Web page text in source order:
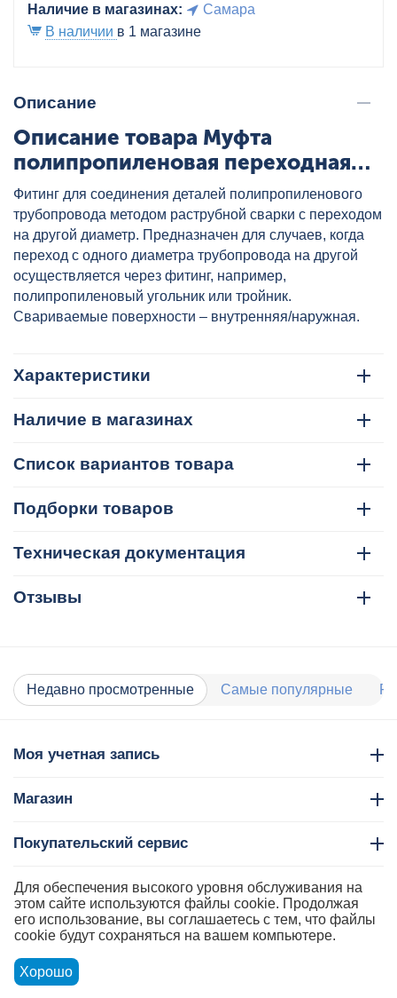
Наличие в магазинах:
Самара
В наличии в 1 магазине
Описание
Описание товара Муфта
полипропиленовая переходная
ВН/НР 90x75 бел. VALTEC,
артикул: VTp.704.0.090075
Фитинг для соединения деталей полипропиленового
трубопровода методом раструбной сварки с переходом
на другой диаметр. Предназначен для случаев, когда
переход с одного диаметра трубопровода на другой
осуществляется через фитинг, например,
полипропиленовый угольник или тройник.
Свариваемые поверхности – внутренняя/наружная.
Характеристики
Наличие в магазинах
Список вариантов товара
Подборки товаров
Техническая документация
Отзывы
Недавно просмотренные Самые популярные
Моя учетная запись
Магазин
Покупательский сервис
Контакты
Для обеспечения высокого уровня обслуживания на
этом сайте используются файлы cookie. Продолжая
его использование, вы соглашаетесь с тем, что файлы
cookie будут сохраняться на вашем компьютере.
Хорошо